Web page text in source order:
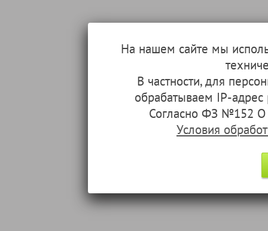
На нашем сайте мы
В частности, для
обрабатываем IP-
Согласно ФЗ №152 О
Условия